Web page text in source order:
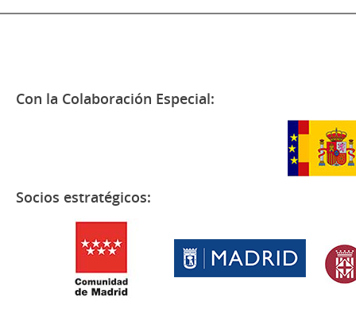
Con la Colaboración Especial:
Socios estratégicos: